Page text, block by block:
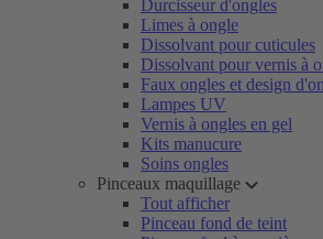
Durcisseur d'ongles
Limes à ongle
Dissolvant pour cuticules
Dissolvant pour vernis à
Faux ongles et design
Lampes UV
Vernis à ongles en gel
Kits manucure
Soins ongles
Pinceaux maquillage
Tout afficher
Pinceau fond de teint